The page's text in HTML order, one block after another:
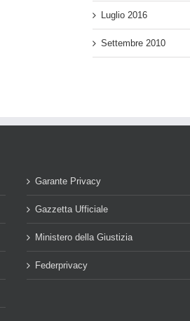
Luglio 2016
Settembre 2010
Garante Privacy
Gazzetta Ufficiale
Ministero della Giustizia
Federprivacy